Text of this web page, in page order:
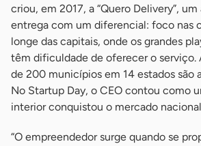
criou, em 2017, a “Quero Delivery”,
entrega com um diferencial: foco nas
longe das capitais, onde os grandes
têm dificuldade de oferecer o serviço.
de 200 municípios em 14 estados são
No Startup Day, o CEO contou como
interior conquistou o mercado
“O empreendedor surge quando se